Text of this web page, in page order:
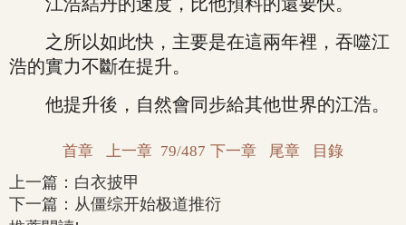
之所以如此快，主要是在這兩年裡，吞噬江
浩的實力不斷在提升。
他提升後，自然會同步給其他世界的江浩。
首章 上一章 79/487 下一章 尾章 目錄
上一篇： 白衣披甲
下一篇： 从僵综开始极道推衍